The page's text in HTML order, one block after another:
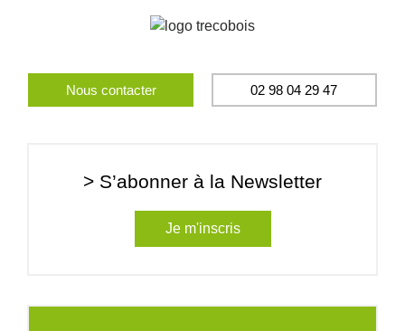
Nous contacter 02 98 04 29 47
> S’abonner à la Newsletter
Je m'inscris